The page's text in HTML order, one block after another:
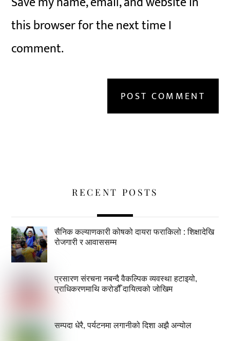
this browser for the next time I
comment.
RECENT POSTS
सैनिक कल्याणकारी कोषको दायरा फराकिलो : शिक्षादेखि
रोजगारी र आवाससम्म
प्रसारण संरचना नबन्दै वैकल्पिक व्यवस्था हटाइयो,
प्राधिकरणमाथि करोडौँ दायित्वको जोखिम
सम्पदा धेरै, पर्यटनमा लगानीको दिशा अझै अन्योल